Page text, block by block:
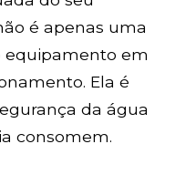
é apenas uma
equipamento em
Ela é
da água
consomem.